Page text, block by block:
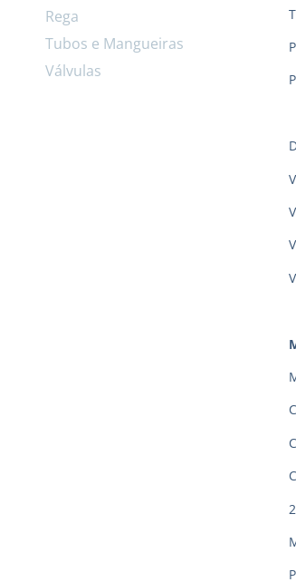
Rega
Tubos e Mangueiras
Válvulas